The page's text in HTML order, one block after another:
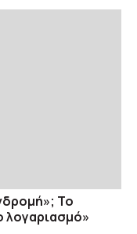
Το
λογαριασμό»